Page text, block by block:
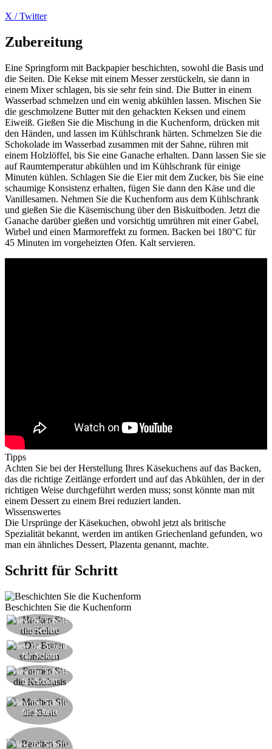
X / Twitter
Zubereitung
Eine Springform mit Backpapier beschichten, sowohl die Basis und
die Seiten. Die Kekse mit einem Messer zerstückeln, sie dann in
einem Mixer schlagen, bis sie sehr fein sind. Die Butter in einem
Wasserbad schmelzen und ein wenig abkühlen lassen. Mischen Sie
die geschmolzene Butter mit den gehackten Keksen und einem
Eiweiß. Gießen Sie die Mischung in die Kuchenform, drücken mit
den Händen, und lassen im Kühlschrank härten. Schmelzen Sie die
Schokolade im Wasserbad zusammen mit der Sahne, rühren mit
einem Holzlöffel, bis Sie eine Ganache erhalten. Dann lassen Sie sie
auf Raumtemperatur abkühlen und im Kühlschrank für einige
Minuten kühlen. Schlagen Sie die Eier mit dem Zucker, bis Sie eine
schaumige Konsistenz erhalten, fügen Sie dann den Käse und die
Vanillesamen. Nehmen Sie die Kuchenform aus dem Kühlschrank
und gießen Sie die Käsemischung über den Biskuitboden. Jetzt die
Ganache darüber gießen und vorsichtig umrühren mit einer Gabel,
Wirbel und einen Marmoreffekt zu formen. Backen bei 180°C für
45 Minuten im vorgeheizten Ofen. Kalt servieren.
Tipps
Achten Sie bei der Herstellung Ihres Käsekuchens auf das Backen,
das die richtige Zeitlänge erfordert und auf das Abkühlen, der in der
richtigen Weise durchgeführt werden muss; sonst könnte man mit
einem Dessert zu einem Brei reduziert landen.
Wissenswertes
Die Ursprünge der Käsekuchen, obwohl jetzt als britische
Spezialität bekannt, werden im antiken Griechenland gefunden, wo
man ein ähnliches Dessert, Plazenta genannt, machte.
Schritt für Schritt
Beschichten Sie die Kuchenform
View the Schritt
für Schritt
View the Schritt
für Schritt
View the Schritt
für Schritt
View the Schritt
für Schritt
View the Schritt